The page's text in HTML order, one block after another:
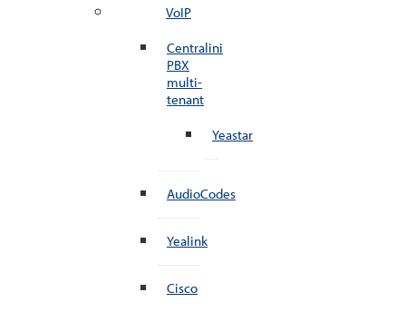
VoIP
Centralini
PBX
multi-
tenant
Yeastar
AudioCodes
Yealink
Cisco